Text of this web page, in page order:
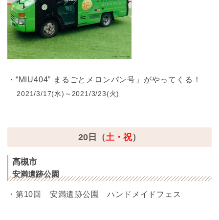
・“MIU404” まるごとメロンパン号」がやってくる！
2021/3/17(水)～2021/3/23(火)
20日（土・祝）
高槻市
安満遺跡公園
・第10回 安満遺跡公園 ハンドメイドフェス